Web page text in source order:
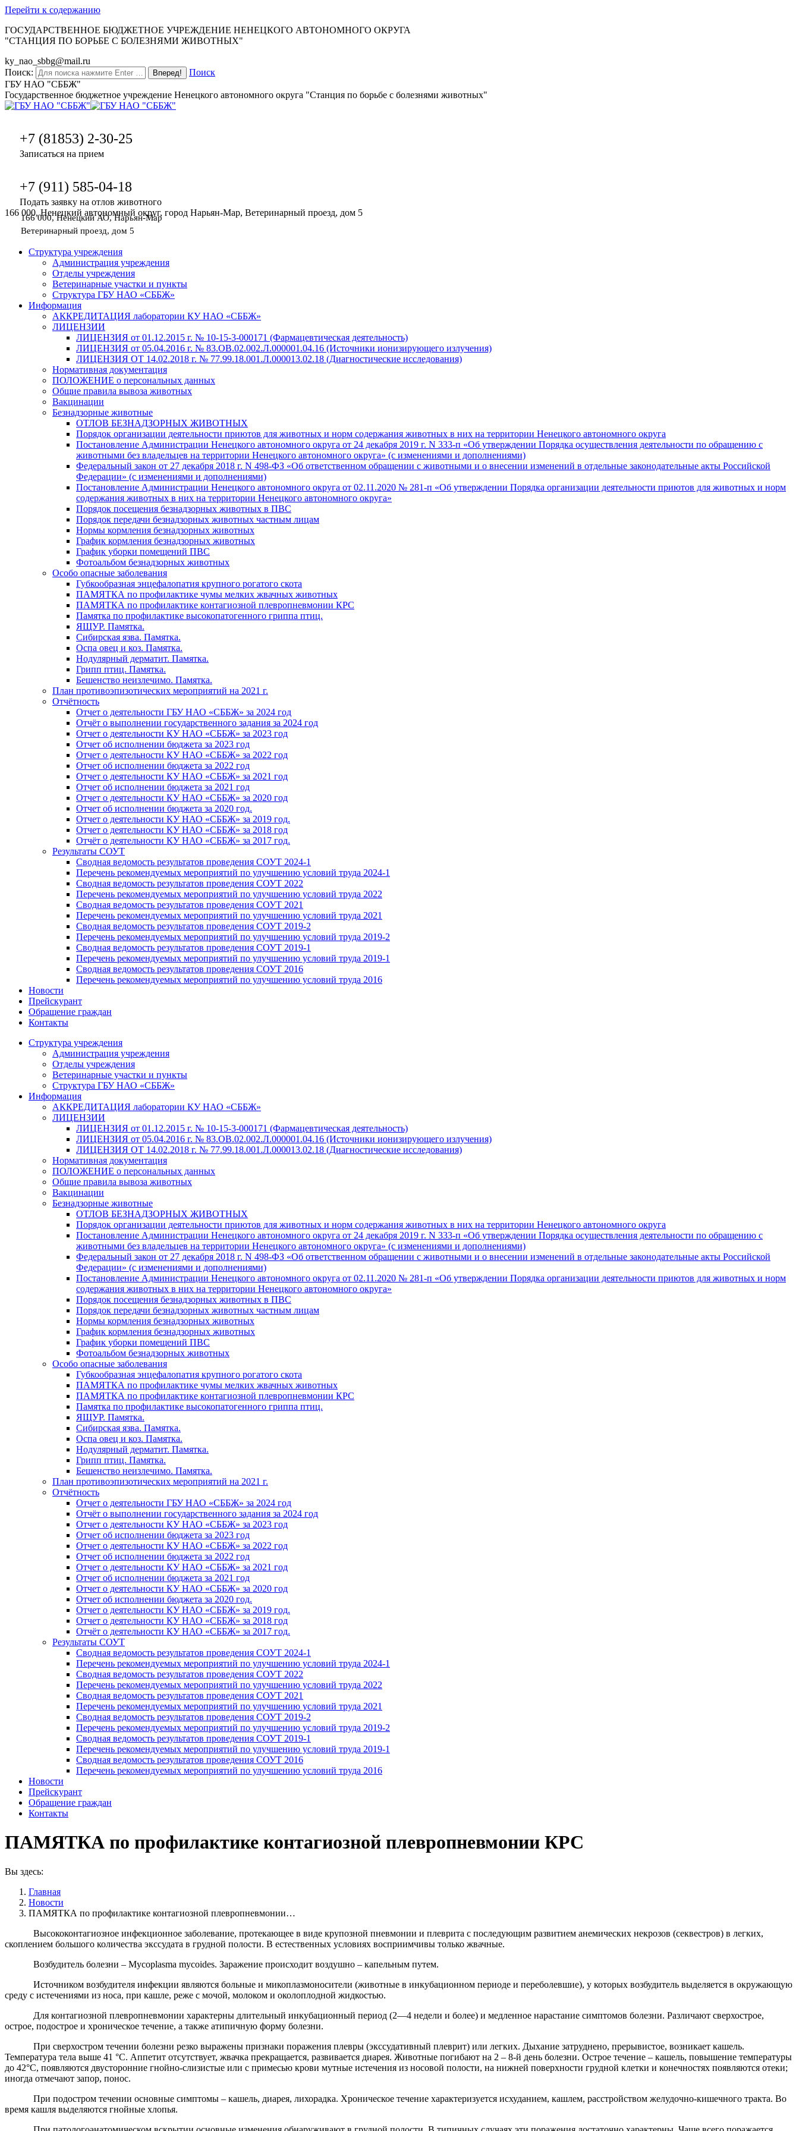
Перейти к содержанию
ГОСУДАРСТВЕННОЕ БЮДЖЕТНОЕ УЧРЕЖДЕНИЕ НЕНЕЦКОГО АВТОНОМНОГО ОКРУГА
"СТАНЦИЯ ПО БОРЬБЕ С БОЛЕЗНЯМИ ЖИВОТНЫХ"
ky_nao_sbbg@mail.ru
Поиск:
Поиск
ГБУ НАО "СББЖ"
Государственное бюджетное учреждение Ненецкого автономного округа "Станция по борьбе с болезнями животных"
+7 (81853) 2-30-25
Записаться на прием
+7 (911) 585-04-18
Подать заявку на отлов животного
166 000, Ненецкий автономный округ, город Нарьян-Мар, Ветеринарный проезд, дом 5
166 000, Ненецкий АО, Нарьян-Мар
Ветеринарный проезд, дом 5
Структура учреждения
Администрация учреждения
Отделы учреждения
Ветеринарные участки и пункты
Структура ГБУ НАО «СББЖ»
Информация
АККРЕДИТАЦИЯ лаборатории КУ НАО «СББЖ»
ЛИЦЕНЗИИ
ЛИЦЕНЗИЯ от 01.12.2015 г. № 10-15-3-000171 (Фармацевтическая деятельность)
ЛИЦЕНЗИЯ от 05.04.2016 г. № 83.ОВ.02.002.Л.000001.04.16 (Источники ионизирующего излучения)
ЛИЦЕНЗИЯ ОТ 14.02.2018 г. № 77.99.18.001.Л.000013.02.18 (Диагностические исследования)
Нормативная документация
ПОЛОЖЕНИЕ о персональных данных
Общие правила вывоза животных
Вакцинации
Безнадзорные животные
ОТЛОВ БЕЗНАДЗОРНЫХ ЖИВОТНЫХ
Порядок организации деятельности приютов для животных и норм содержания животных в них на территории Ненецкого автономного округа
Постановление Администрации Ненецкого автономного округа от 24 декабря 2019 г. N 333-п «Об утверждении Порядка осуществления деятельности по обращению с
животными без владельцев на территории Ненецкого автономного округа» (с изменениями и дополнениями)
Федеральный закон от 27 декабря 2018 г. N 498-ФЗ «Об ответственном обращении с животными и о внесении изменений в отдельные законодательные акты Российской
Федерации» (с изменениями и дополнениями)
Постановление Администрации Ненецкого автономного округа от 02.11.2020 № 281-п «Об утверждении Порядка организации деятельности приютов для животных и норм
содержания животных в них на территории Ненецкого автономного округа»
Порядок посещения безнадзорных животных в ПВС
Порядок передачи безнадзорных животных частным лицам
Нормы кормления безнадзорных животных
График кормления безнадзорных животных
График уборки помещений ПВС
Фотоальбом безнадзорных животных
Особо опасные заболевания
Губкообразная энцефалопатия крупного рогатого скота
ПАМЯТКА по профилактике чумы мелких жвачных животных
ПАМЯТКА по профилактике контагиозной плевропневмонии КРС
Памятка по профилактике высокопатогенного гриппа птиц.
ЯЩУР. Памятка.
Сибирская язва. Памятка.
Оспа овец и коз. Памятка.
Нодулярный дерматит. Памятка.
Грипп птиц. Памятка.
Бешенство неизлечимо. Памятка.
План противоэпизотических мероприятий на 2021 г.
Отчётность
Отчет о деятельности ГБУ НАО «СББЖ» за 2024 год
Отчёт о выполнении государственного задания за 2024 год
Отчет о деятельности КУ НАО «СББЖ» за 2023 год
Отчет об исполнении бюджета за 2023 год
Отчет о деятельности КУ НАО «СББЖ» за 2022 год
Отчет об исполнении бюджета за 2022 год
Отчет о деятельности КУ НАО «СББЖ» за 2021 год
Отчет об исполнении бюджета за 2021 год
Отчет о деятельности КУ НАО «СББЖ» за 2020 год
Отчет об исполнении бюджета за 2020 год.
Отчет о деятельности КУ НАО «СББЖ» за 2019 год.
Отчет о деятельности КУ НАО «СББЖ» за 2018 год
Отчёт о деятельности КУ НАО «СББЖ» за 2017 год.
Результаты СОУТ
Сводная ведомость результатов проведения СОУТ 2024-1
Перечень рекомендуемых мероприятий по улучшению условий труда 2024-1
Сводная ведомость результатов проведения СОУТ 2022
Перечень рекомендуемых мероприятий по улучшению условий труда 2022
Сводная ведомость результатов проведения СОУТ 2021
Перечень рекомендуемых мероприятий по улучшению условий труда 2021
Сводная ведомость результатов проведения СОУТ 2019-2
Перечень рекомендуемых мероприятий по улучшению условий труда 2019-2
Сводная ведомость результатов проведения СОУТ 2019-1
Перечень рекомендуемых мероприятий по улучшению условий труда 2019-1
Сводная ведомость результатов проведения СОУТ 2016
Перечень рекомендуемых мероприятий по улучшению условий труда 2016
Новости
Прейскурант
Обращение граждан
Контакты
Структура учреждения
Администрация учреждения
Отделы учреждения
Ветеринарные участки и пункты
Структура ГБУ НАО «СББЖ»
Информация
АККРЕДИТАЦИЯ лаборатории КУ НАО «СББЖ»
ЛИЦЕНЗИИ
ЛИЦЕНЗИЯ от 01.12.2015 г. № 10-15-3-000171 (Фармацевтическая деятельность)
ЛИЦЕНЗИЯ от 05.04.2016 г. № 83.ОВ.02.002.Л.000001.04.16 (Источники ионизирующего излучения)
ЛИЦЕНЗИЯ ОТ 14.02.2018 г. № 77.99.18.001.Л.000013.02.18 (Диагностические исследования)
Нормативная документация
ПОЛОЖЕНИЕ о персональных данных
Общие правила вывоза животных
Вакцинации
Безнадзорные животные
ОТЛОВ БЕЗНАДЗОРНЫХ ЖИВОТНЫХ
Порядок организации деятельности приютов для животных и норм содержания животных в них на территории Ненецкого автономного округа
Постановление Администрации Ненецкого автономного округа от 24 декабря 2019 г. N 333-п «Об утверждении Порядка осуществления деятельности по обращению с
животными без владельцев на территории Ненецкого автономного округа» (с изменениями и дополнениями)
Федеральный закон от 27 декабря 2018 г. N 498-ФЗ «Об ответственном обращении с животными и о внесении изменений в отдельные законодательные акты Российской
Федерации» (с изменениями и дополнениями)
Постановление Администрации Ненецкого автономного округа от 02.11.2020 № 281-п «Об утверждении Порядка организации деятельности приютов для животных и норм
содержания животных в них на территории Ненецкого автономного округа»
Порядок посещения безнадзорных животных в ПВС
Порядок передачи безнадзорных животных частным лицам
Нормы кормления безнадзорных животных
График кормления безнадзорных животных
График уборки помещений ПВС
Фотоальбом безнадзорных животных
Особо опасные заболевания
Губкообразная энцефалопатия крупного рогатого скота
ПАМЯТКА по профилактике чумы мелких жвачных животных
ПАМЯТКА по профилактике контагиозной плевропневмонии КРС
Памятка по профилактике высокопатогенного гриппа птиц.
ЯЩУР. Памятка.
Сибирская язва. Памятка.
Оспа овец и коз. Памятка.
Нодулярный дерматит. Памятка.
Грипп птиц. Памятка.
Бешенство неизлечимо. Памятка.
План противоэпизотических мероприятий на 2021 г.
Отчётность
Отчет о деятельности ГБУ НАО «СББЖ» за 2024 год
Отчёт о выполнении государственного задания за 2024 год
Отчет о деятельности КУ НАО «СББЖ» за 2023 год
Отчет об исполнении бюджета за 2023 год
Отчет о деятельности КУ НАО «СББЖ» за 2022 год
Отчет об исполнении бюджета за 2022 год
Отчет о деятельности КУ НАО «СББЖ» за 2021 год
Отчет об исполнении бюджета за 2021 год
Отчет о деятельности КУ НАО «СББЖ» за 2020 год
Отчет об исполнении бюджета за 2020 год.
Отчет о деятельности КУ НАО «СББЖ» за 2019 год.
Отчет о деятельности КУ НАО «СББЖ» за 2018 год
Отчёт о деятельности КУ НАО «СББЖ» за 2017 год.
Результаты СОУТ
Сводная ведомость результатов проведения СОУТ 2024-1
Перечень рекомендуемых мероприятий по улучшению условий труда 2024-1
Сводная ведомость результатов проведения СОУТ 2022
Перечень рекомендуемых мероприятий по улучшению условий труда 2022
Сводная ведомость результатов проведения СОУТ 2021
Перечень рекомендуемых мероприятий по улучшению условий труда 2021
Сводная ведомость результатов проведения СОУТ 2019-2
Перечень рекомендуемых мероприятий по улучшению условий труда 2019-2
Сводная ведомость результатов проведения СОУТ 2019-1
Перечень рекомендуемых мероприятий по улучшению условий труда 2019-1
Сводная ведомость результатов проведения СОУТ 2016
Перечень рекомендуемых мероприятий по улучшению условий труда 2016
Новости
Прейскурант
Обращение граждан
Контакты
ПАМЯТКА по профилактике контагиозной плевропневмонии КРС
Вы здесь:
Главная
Новости
ПАМЯТКА по профилактике контагиозной плевропневмонии…
Высококонтагиозное инфекционное заболевание, протекающее в виде крупозной пневмонии и плеврита с последующим развитием анемических некрозов (секвестров) в легких,
скоплением большого количества экссудата в грудной полости. В естественных условиях восприимчивы только жвачные.
Возбудитель болезни – Mycoplasma mycoides. Заражение происходит воздушно – капельным путем.
Источником возбудителя инфекции являются больные и микоплазмоносители (животные в инкубационном периоде и переболевшие), у которых возбудитель выделяется в окружающую
среду с истечениями из носа, при кашле, реже с мочой, молоком и околоплодной жидкостью.
Для контагиозной плевропневмонии характерны длительный инкубационный период (2—4 недели и более) и медленное нарастание симптомов болезни. Различают сверхострое,
острое, подострое и хроническое течение, а также атипичную форму болезни.
При сверхостром течении болезни резко выражены признаки поражения плевры (экссудативный плеврит) или легких. Дыхание затруднено, прерывистое, возникает кашель.
Температура тела выше 41 °С. Аппетит отсутствует, жвачка прекращается, развивается диарея. Животные погибают на 2 – 8-й день болезни. Острое течение – кашель, повышение температуры
до 42°С, появляются двусторонние гнойно-слизистые или с примесью крови мутные истечения из носовой полости, на нижней поверхности грудной клетки и конечностях появляются отеки;
иногда отмечают запор, понос.
При подостром течении основные симптомы – кашель, диарея, лихорадка. Хроническое течение характеризуется исхуданием, кашлем, расстройством желудочно-кишечного тракта. Во
время кашля выделяются гнойные хлопья.